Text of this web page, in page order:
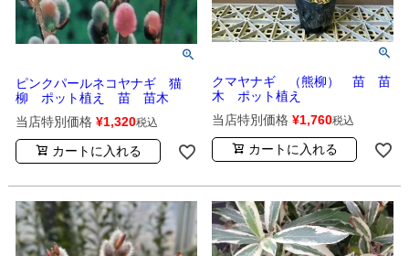
ピンクパールネコヤナギ 猫
柳 ポット植え 苗 苗木
当店特別価格 ¥1,320税込
カートに入れる
クマヤナギ （熊柳） 苗 苗
木 ポット植え
当店特別価格 ¥1,760税込
カートに入れる